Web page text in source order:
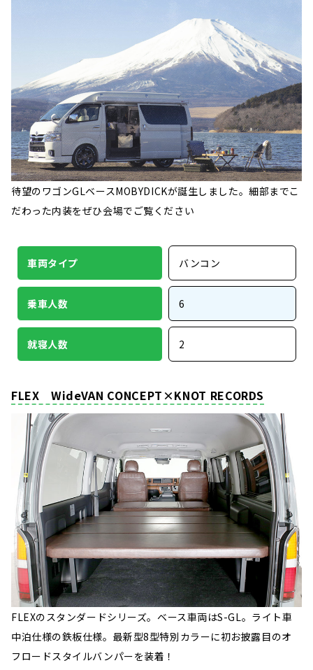
待望のワゴンGLベースMOBYDICKが誕生しました。細部までこ
だわった内装をぜひ会場でご覧ください
車両タイプ バンコン
乗車人数 6
就寝人数 2
FLEX WideVAN CONCEPT×KNOT RECORDS
FLEXのスタンダードシリーズ。ベース車両はS-GL。ライト車
中泊仕様の鉄板仕様。最新型8型特別カラーに初お披露目のオ
フロードスタイルバンパーを装着！